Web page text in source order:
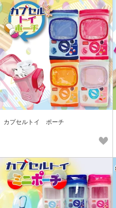
カプセルトイ ポーチ